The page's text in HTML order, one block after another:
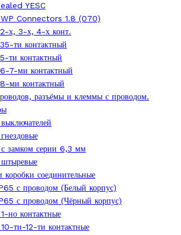
YESC
Connectors 1.8 (070)
2-х, 3-х, 4-х конт.
ти контактный
ти контактный
7-ми контактный
ми контактный
разъёмы и клеммы с проводом.
замком серии 6,3 мм
коробки соединительные
с проводом (Белый корпус)
с проводом (Чёрный корпус)
но контактные
ти-12-ти контактные